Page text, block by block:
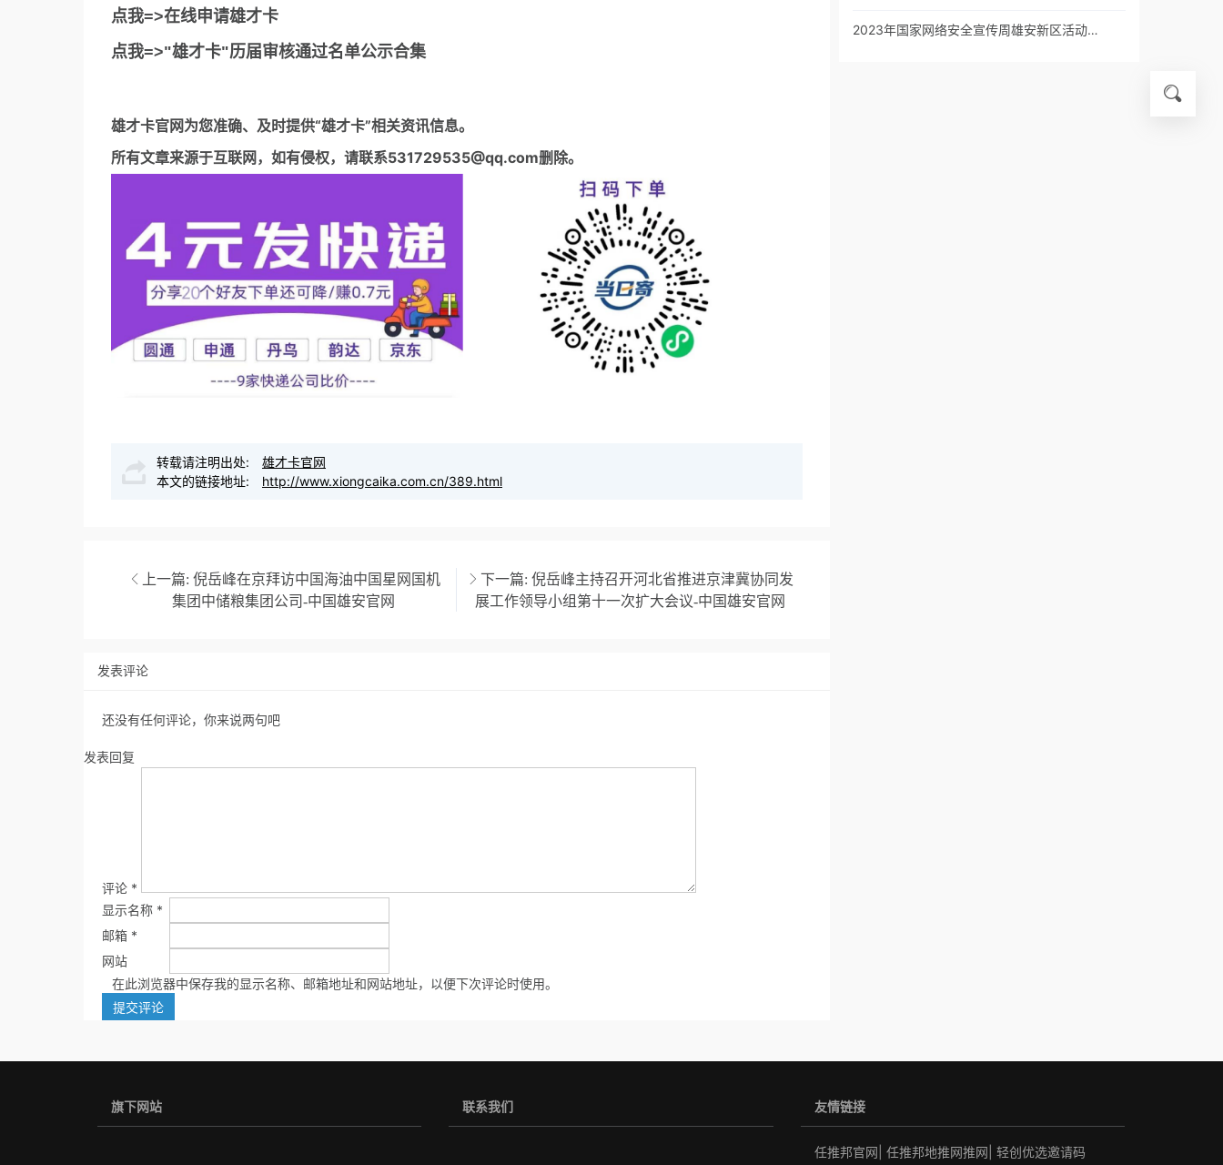
点我=>在线申请雄才卡
点我=>"雄才卡"历届审核通过名单公示合集
雄才卡官网为您准确、及时提供“雄才卡”相关资讯信息。
所有文章来源于互联网，如有侵权，请联系531729535@qq.com删除。
转载请注明出处:
雄才卡官网
本文的链接地址:
http://www.xiongcaika.com.cn/389.html
上一篇: 倪岳峰在京拜访中国海油中国星网国机
集团中储粮集团公司-中国雄安官网
下一篇: 倪岳峰主持召开河北省推进京津冀协同发
展工作领导小组第十一次扩大会议-中国雄安官网
发表评论
还没有任何评论，你来说两句吧
发表回复
评论 *
显示名称 *
邮箱 *
网站
在此浏览器中保存我的显示名称、邮箱地址和网站地址，以便下次评论时使用。
2023年国家网络安全宣传周雄安新区活动…
旗下网站 联系我们 友情链接
任推邦官网 任推邦地推网推网 轻创优选邀请码